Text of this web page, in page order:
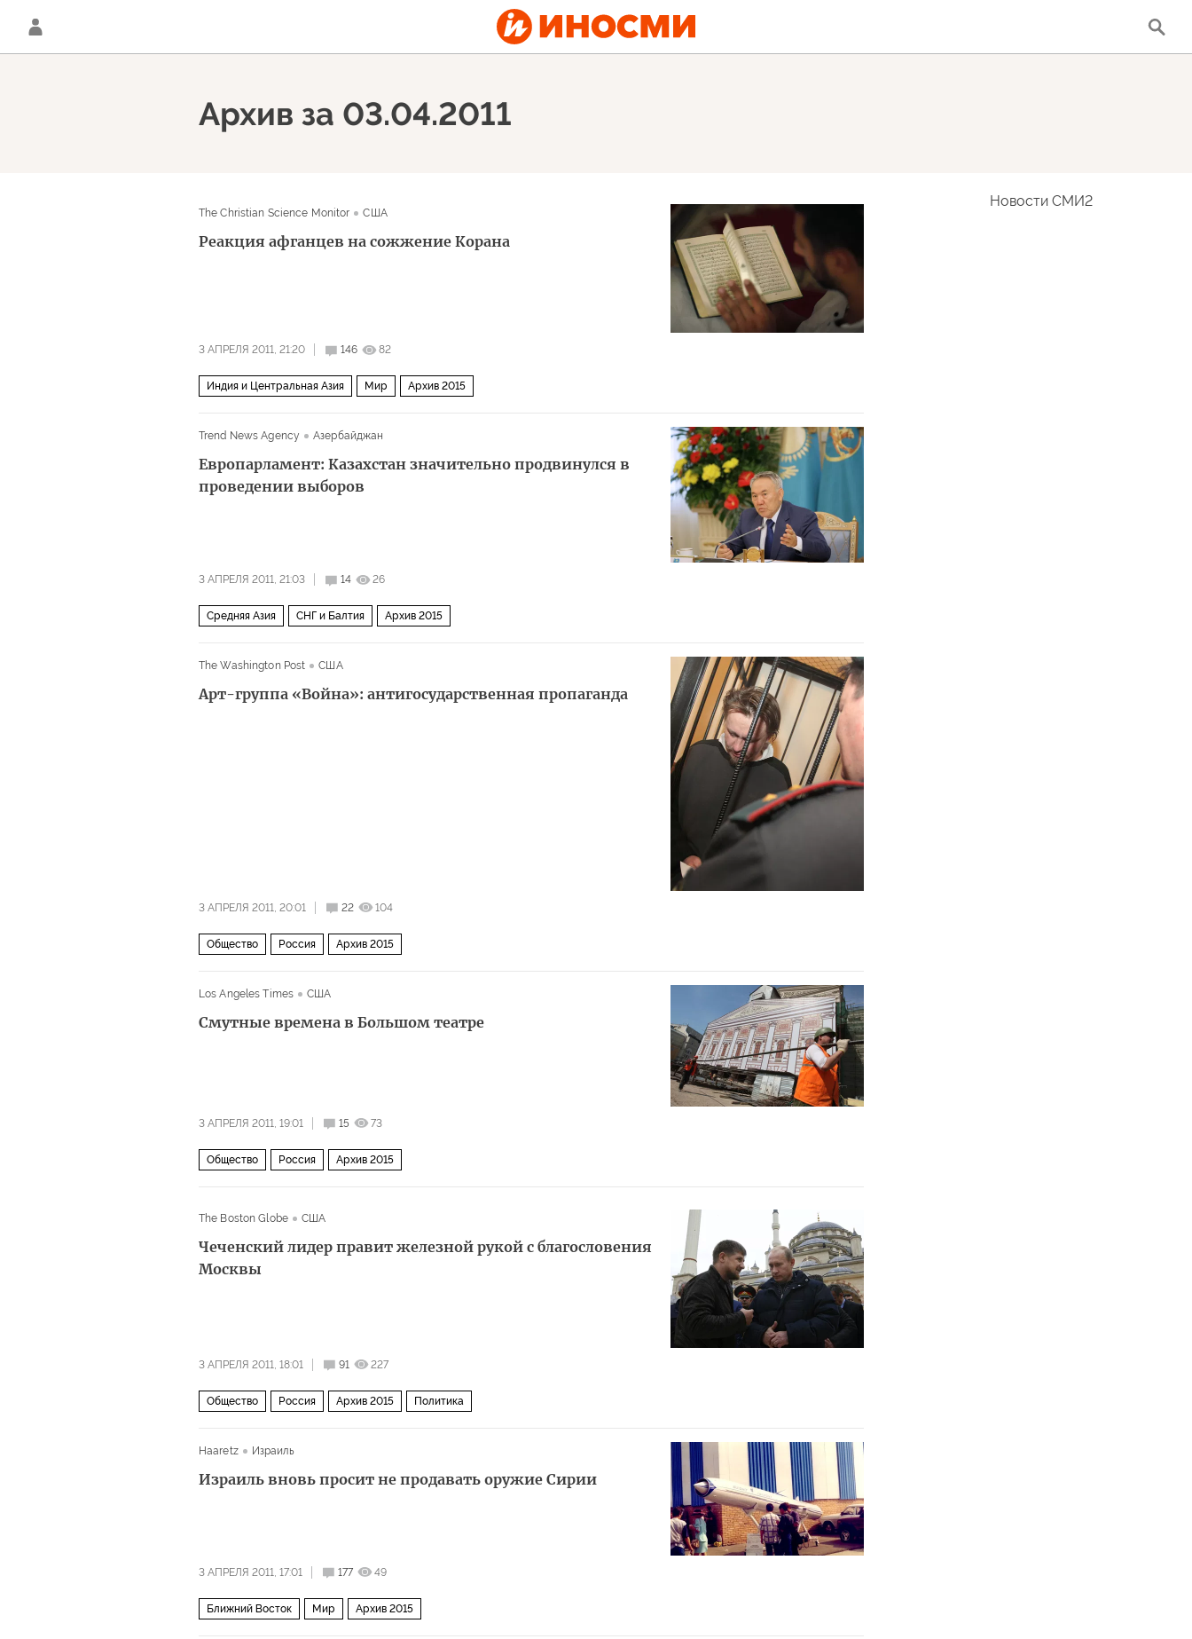
Архив за 03.04.2011
The Christian Science Monitor США
Реакция афганцев на сожжение Корана
3 АПРЕЛЯ 2011, 21:20 146 82
Индия и Центральная Азия Мир Архив 2015
Trend News Agency Азербайджан
Европарламент: Казахстан значительно продвинулся в
проведении выборов
3 АПРЕЛЯ 2011, 21:03 14 26
Средняя Азия СНГ и Балтия Архив 2015
The Washington Post США
Арт-группа «Война»: антигосударственная пропаганда
3 АПРЕЛЯ 2011, 20:01 22 104
Общество Россия Архив 2015
Los Angeles Times США
Смутные времена в Большом театре
3 АПРЕЛЯ 2011, 19:01 15 73
Общество Россия Архив 2015
The Boston Globe США
Чеченский лидер правит железной рукой с благословения
Москвы
3 АПРЕЛЯ 2011, 18:01 91 227
Общество Россия Архив 2015 Политика
Haaretz Израиль
Израиль вновь просит не продавать оружие Сирии
3 АПРЕЛЯ 2011, 17:01 177 49
Ближний Восток Мир Архив 2015
Новости СМИ2